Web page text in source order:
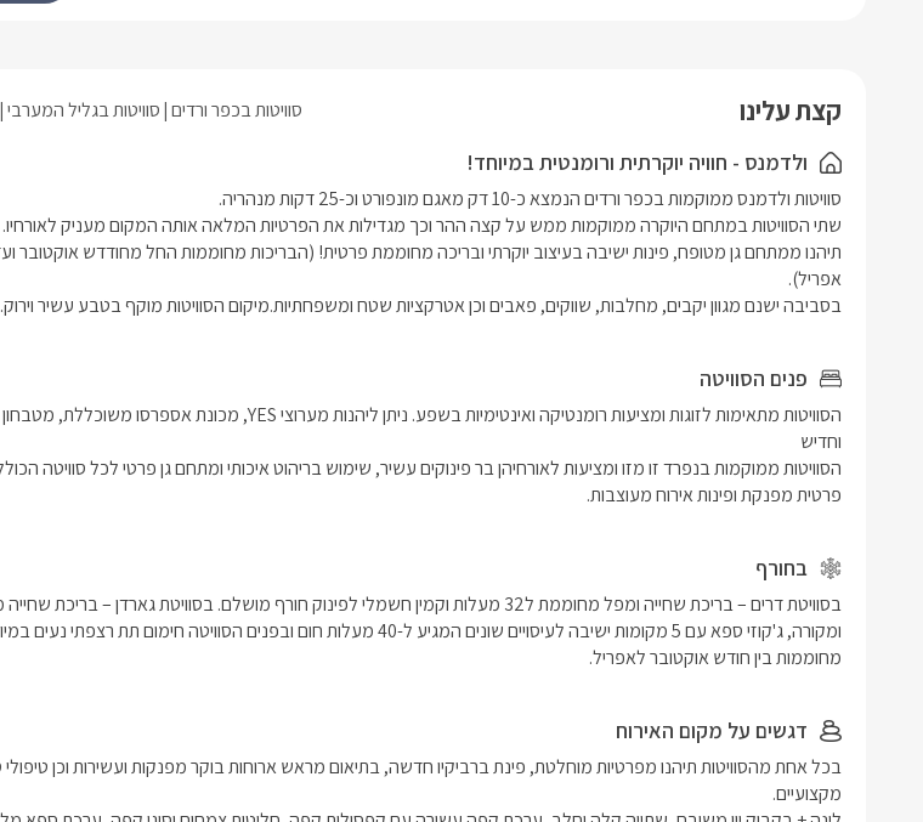
ירוקה ושופעת, כאשר במרכזו ניצבת בריכת השחייה
קצת עלינו סוויטות בכפר ורדים סוויטות בגליל המערבי
ולדמנס - חוויה יוקרתית ורומנטית במיוחד!
בסביבה ישנם מגוון יקבים, מחלבות, שווקים, פאבים וכן אטרקציות שטח ומשפחתיות.מיקום הסוויטות מוקף בטבע עשיר וירוק.
פנים הסוויטה
פרטית מפנקת ופינות אירוח מעוצבות.
בחורף
מחוממות בין חודש אוקטובר לאפריל.
דגשים על מקום האירוח